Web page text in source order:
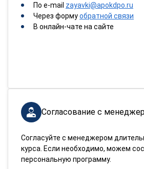
По e-mail zayavki@apokdpo.ru
Через формуобратной связи
В онлайн-чате на сайте
Согласование с
Согласуйте с менеджером
курса. Если необходимо, можем
персональную программу.